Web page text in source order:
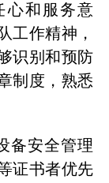
心和服务意
工作精神，
识别和预防
制度，熟悉
备安全管理
证书者优先